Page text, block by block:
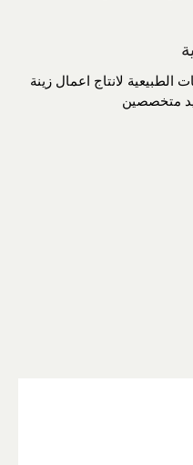
الطبيعية لانتاج اعمال زينة
متخصصين